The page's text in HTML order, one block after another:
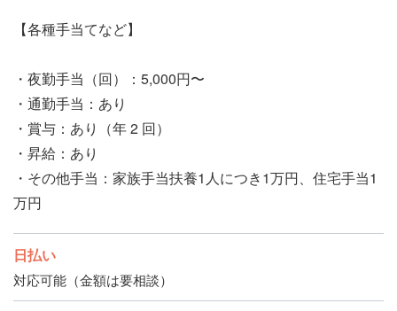
【各種手当てなど】
・夜勤手当（回）：5,000円〜
・通勤手当：あり
・賞与：あり（年 2 回）
・昇給：あり
・その他手当：家族手当扶養1人につき1万円、住宅手当1
万円
日払い
対応可能（金額は要相談）